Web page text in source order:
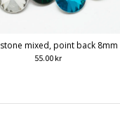
mixed, point back 8mm
55.00 kr